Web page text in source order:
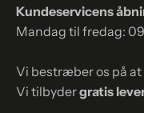
Kundeservicens
Mandag til fredag:
Vi bestræber os på
Vi tilbydergratis